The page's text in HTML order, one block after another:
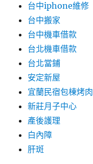
台中iphone維修
台中搬家
台中機車借款
台北機車借款
台北當鋪
安定新屋
宜蘭民宿包棟烤肉
新莊月子中心
產後護理
白內障
肝斑